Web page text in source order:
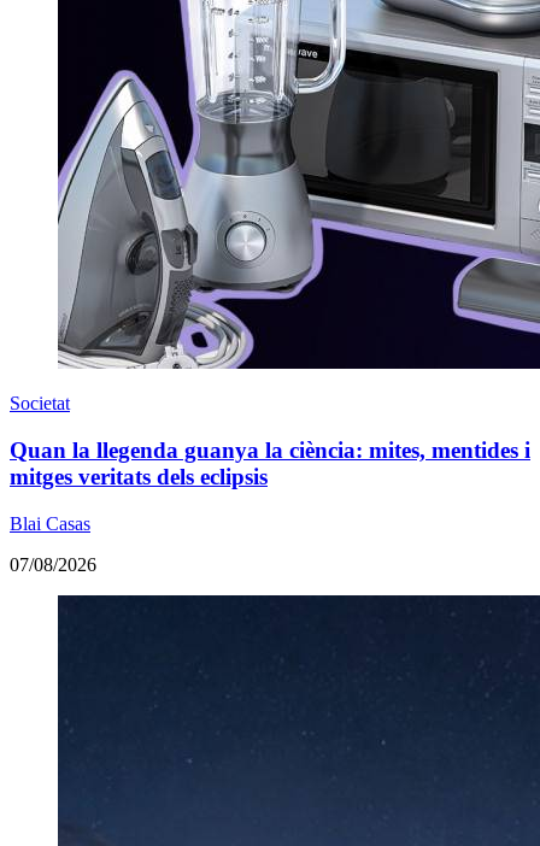
Societat
Quan la llegenda guanya la ciència: mites, mentides i
mitges veritats dels eclipsis
Blai Casas
07/08/2026